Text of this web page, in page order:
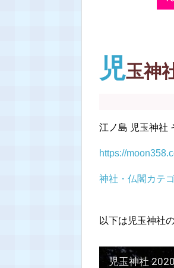
児玉神
江ノ島 児玉神社
https://
神社・仏閣カテ
以下は児玉神社
児玉神社